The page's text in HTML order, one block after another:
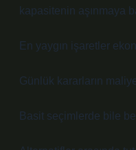
kapasitenin aşınmaya
En yaygın işaretler
Günlük kararların
Basit seçimlerde bile